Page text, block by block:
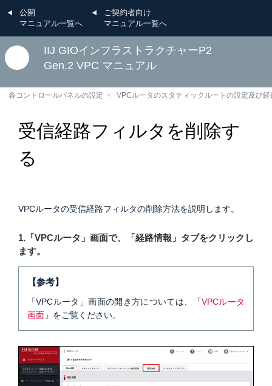
公開
マニュアル一覧へ
ご契約者向け
マニュアル一覧へ
IIJ GIOインフラストラクチャーP2
Gen.2 VPC マニュアル
各コントロールパネルの設定 VPCルータのスタティックルートの設定及び
受信経路フィルタを削除す
る
VPCルータの受信経路フィルタの削除方法を説明します。
1.「VPCルータ」画面で、「経路情報」タブをクリックし
ます。
【参考】
「VPCルータ」画面の開き方については、「VPCルータ
画面 」をご覧ください。